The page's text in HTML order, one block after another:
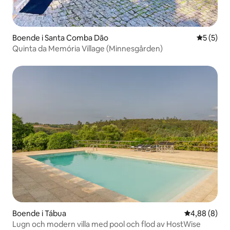
Boende i Santa Comba Dão 5 av 5 i
5 (5)
Quinta da Memória Village (Minnesgården)
Boende i Tábua 4,88 av 5 i
4,88 (8)
Lugn och modern villa med pool och flod av HostWise